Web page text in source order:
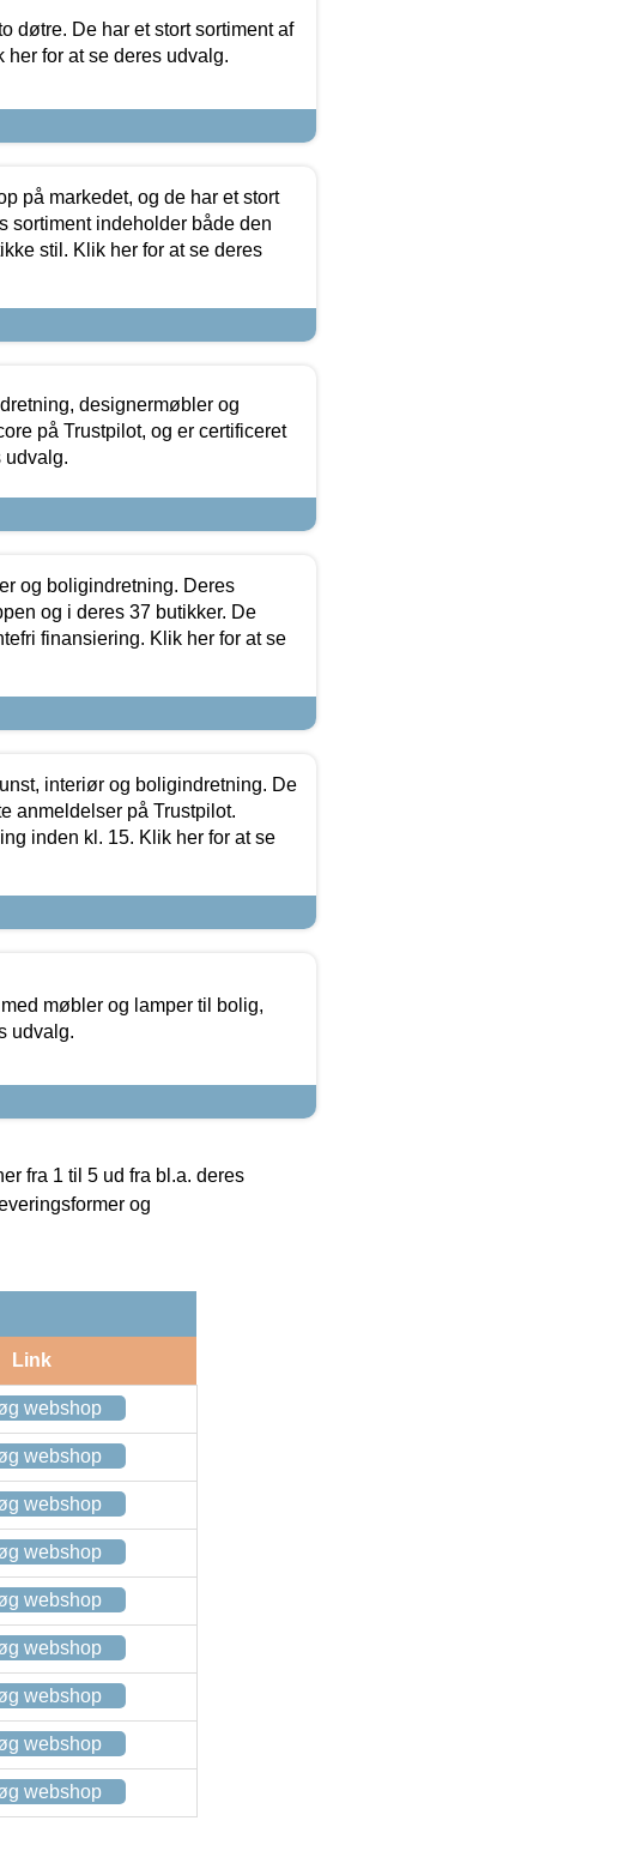
døtre. De har et stort sortiment af
for at se deres udvalg.
på markedet, og de har et stort
sortiment indeholder både den
stil. Klik her for at se deres
designermøbler og
på Trustpilot, og er certificeret
udvalg.
og boligindretning. Deres
og i deres 37 butikker. De
finansiering. Klik her for at se
interiør og boligindretning. De
anmeldelser på Trustpilot.
inden kl. 15. Klik her for at se
møbler og lamper til bolig,
udvalg.
fra 1 til 5 ud fra bl.a. deres
og
Link
webshop
webshop
webshop
webshop
webshop
webshop
webshop
webshop
webshop